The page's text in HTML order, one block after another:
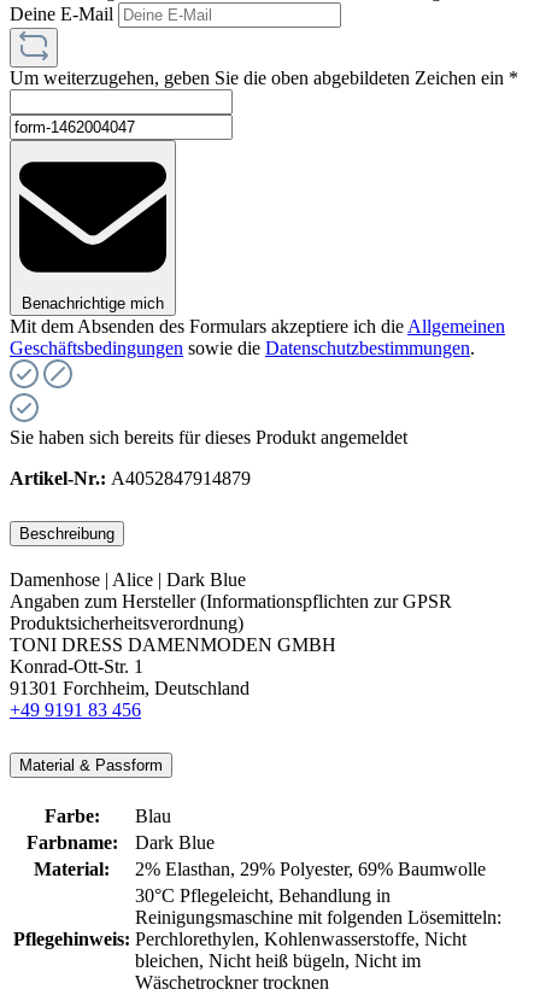
Deine E-Mail
Um weiterzugehen, geben Sie die oben abgebildeten Zeichen ein *
Benachrichtige mich
Mit dem Absenden des Formulars akzeptiere ich die Allgemeinen
Geschäftsbedingungen sowie die Datenschutzbestimmungen.
Sie haben sich bereits für dieses Produkt angemeldet
Artikel-Nr.: A4052847914879
Beschreibung
Damenhose | Alice | Dark Blue
Angaben zum Hersteller (Informationspflichten zur GPSR
Produktsicherheitsverordnung)
TONI DRESS DAMENMODEN GMBH
Konrad-Ott-Str. 1
91301 Forchheim, Deutschland
+49 9191 83 456
Material & Passform
Farbe:
Blau
Farbname:
Dark Blue
Material:
2% Elasthan, 29% Polyester, 69% Baumwolle
Pflegehinweis:
30°C Pflegeleicht, Behandlung in
Reinigungsmaschine mit folgenden Lösemitteln:
Perchlorethylen, Kohlenwasserstoffe, Nicht
bleichen, Nicht heiß bügeln, Nicht im
Wäschetrockner trocknen